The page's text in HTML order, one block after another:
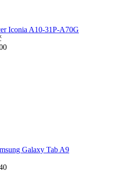
Iconia A10-31P-A70G
Galaxy Tab A9